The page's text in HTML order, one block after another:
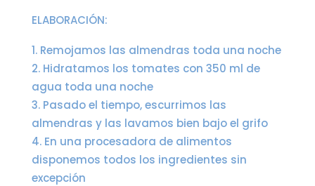
ELABORACIÓN:
Remojamos las almendras toda una noche
Hidratamos los tomates con 350 ml de
agua toda una noche
Pasado el tiempo, escurrimos las
almendras y las lavamos bien bajo el grifo
En una procesadora de alimentos
disponemos todos los ingredientes sin
excepción